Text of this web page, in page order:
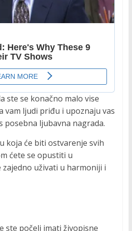
ste se konačno malo vise
vam ljudi priđu i upoznaju vas
posebna ljubavna nagrada.
koja će biti ostvarenje svih
ćete se opustiti u
uživati u harmoniji i
ste počeli imati živopisne